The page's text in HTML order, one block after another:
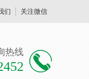
们 关注微信
热线